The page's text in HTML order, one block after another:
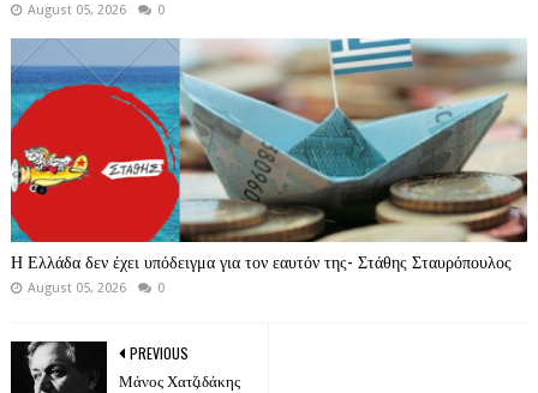
August 05, 2026 0
Η Ελλάδα δεν έχει υπόδειγμα για τον εαυτόν της- Στάθης Σταυρόπουλος
August 05, 2026 0
PREVIOUS
Μάνος Χατζιδάκης